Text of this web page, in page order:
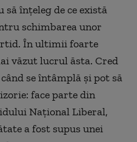
să înțeleg de ce există
schimbarea unor
În ultimii foarte
văzut lucrul ăsta. Cred
se întâmplă și pot să
face parte din
Național Liberal,
a fost supus unei